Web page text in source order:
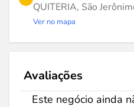
QUITERIA, São
Ver no mapa
Avaliações
Este negócio ainda